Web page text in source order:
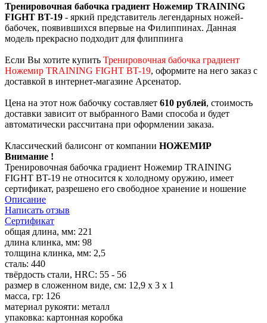
Тренировочная бабочка градиент Ножемир TRAINING
FIGHT BT-19 - яркий представитель легендарных ножей-
бабочек, появившихся впервые на Филиппинах. Данная
модель прекрасно подходит для флиппинга
Если Вы хотите купить Тренировочная бабочка градиент
Ножемир TRAINING FIGHT BT-19, оформите на него заказ с
доставкой в интернет-магазине Арсенатор.
Цена на этот нож бабочку составляет 610 рублей, стоимость
доставки зависит от выбранного Вами способа и будет
автоматически рассчитана при оформлении заказа.
Классический балисонг от компании НОЖЕМИР
Внимание !
Тренировочная бабочка градиент Ножемир TRAINING
FIGHT BT-19 не относится к холодному оружию, имеет
сертификат, разрешено его свободное хранение и ношение
Описание
Написать отзыв
Сертификат
общая длина, мм: 221
длина клинка, мм: 98
толщина клинка, мм: 2,5
сталь: 440
твёрдость стали, HRC: 55 - 56
размер в сложенном виде, см: 12,9 х 3 х 1
масса, гр: 126
материал рукояти: металл
упаковка: картонная коробка